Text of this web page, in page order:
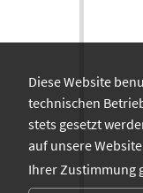
Diese Website
technischen
stets gesetzt
auf unsere
Ihrer Zustimmung